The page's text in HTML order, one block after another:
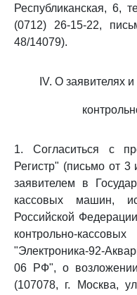
Республиканская, 6,
(0712) 26-15-22,
48/14079).
IV. О заявителях
1. Согласиться с
Регистр" (письмо от
заявителем в
кассовых машин,
Российской
контрольно-
"Электроника-92-
06 РФ", о
(107078, г. Москва,